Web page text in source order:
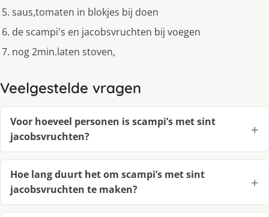
saus,tomaten in blokjes bij doen
de scampi's en jacobsvruchten bij voegen
nog 2min.laten stoven,
Veelgestelde vragen
Voor hoeveel personen is scampi’s met sint
jacobsvruchten?
Hoe lang duurt het om scampi’s met sint
jacobsvruchten te maken?